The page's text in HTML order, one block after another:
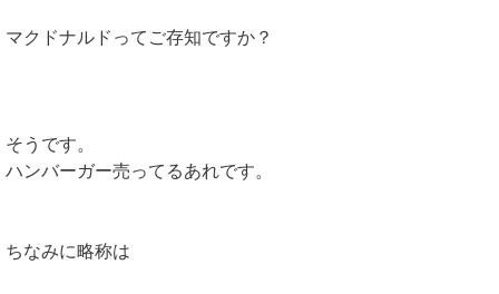
マクドナルドってご存知ですか？
そうです。
ハンバーガー売ってるあれです。
ちなみに略称は